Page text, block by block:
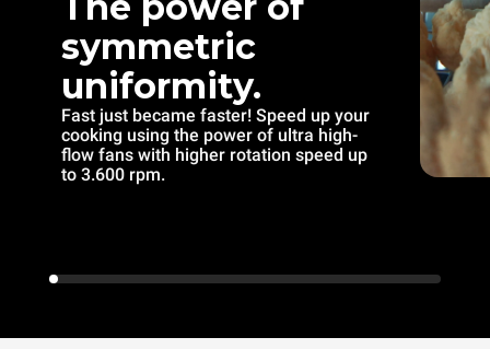
symmetric
uniformity.
Fast just became faster! Speed up your
cooking using the power of ultra high-
flow fans with higher rotation speed up
to 3.600 rpm.